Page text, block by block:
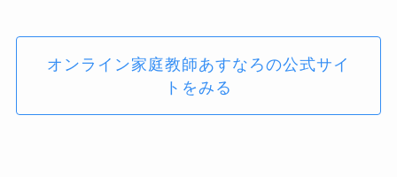
オンライン家庭教師あすなろの公式サイ
トをみる